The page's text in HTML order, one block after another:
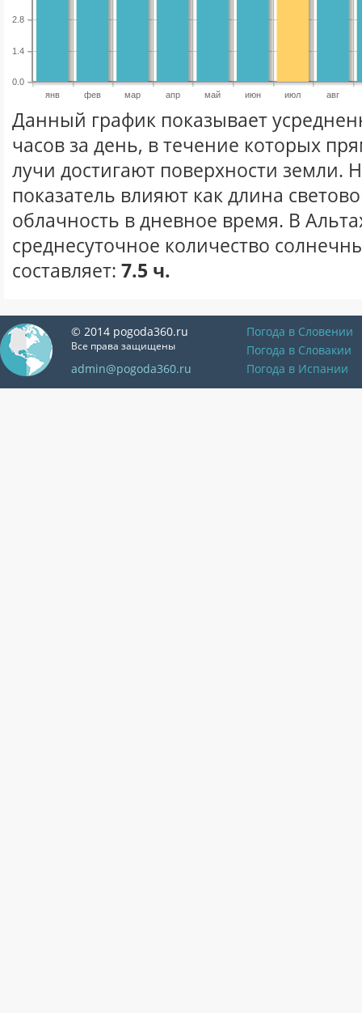
янв фев мар апр май июн июл авг
0.0
1.4
2.8
Данный график показывает
часов за день, в течение которых
лучи достигают поверхности земли.
показатель влияют как длина
облачность в дневное время. В
среднесуточное количество
составляет: 7.5 ч.
© 2014 pogoda360.ru
Все права защищены
admin@pogoda360.ru
Погода в Словении
Погода в Словакии
Погода в Испании